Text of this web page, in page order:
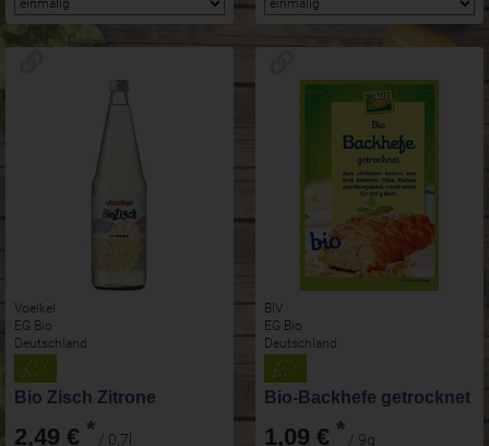
Voelkel
EG Bio
Deutschland
Bio Zisch Zitrone
2,49 € * / 0,7l
BIV
EG Bio
Deutschland
Bio-Backhefe getrocknet
1,09 € * / 9g